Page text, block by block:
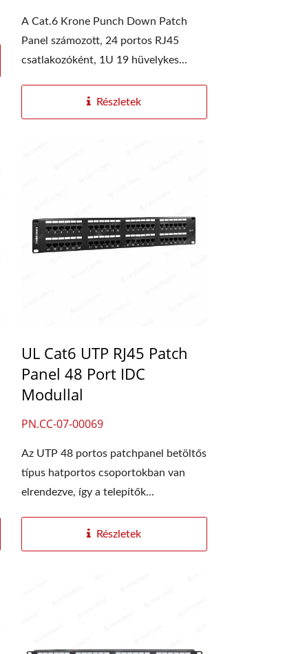
A Cat.6 Krone Punch Down Patch
Panel számozott, 24 portos RJ45
csatlakozóként, 1U 19 hüvelykes...
Részletek
UL Cat6 UTP RJ45 Patch
Panel 48 Port IDC
Modullal
PN.CC-07-00069
Az UTP 48 portos patchpanel betöltős
típus hatportos csoportokban van
elrendezve, így a telepítők...
Részletek